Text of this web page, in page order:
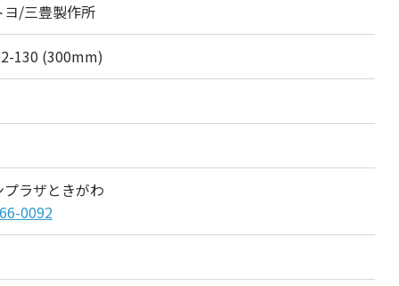
ヨ/三豊製作所
130 (300mm)
ラザときがわ
0092